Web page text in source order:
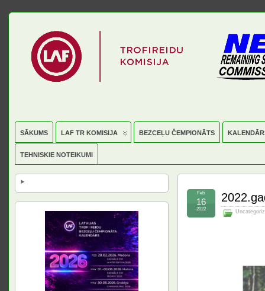
SĀKUMS LAF TR KOMISIJA BEZCEĻU ČEMPIONĀTS
TEHNISKIE NOTEIKUMI
Feb
16
2022